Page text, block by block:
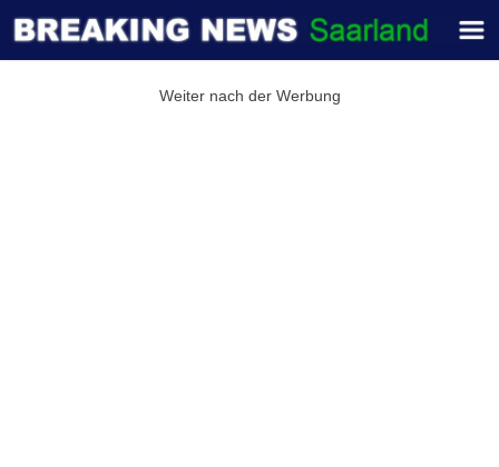
Weiter nach der Werbung